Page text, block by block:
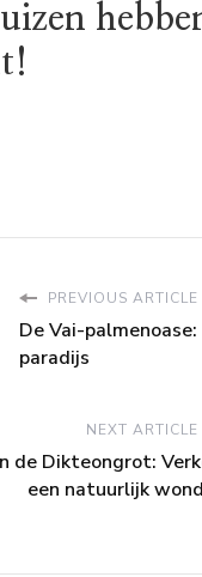
PREVIOUS ARTICLE
De Vai-
paradijs
NEXT ARTICLE
de Dikteongrot:
een natuurlijk